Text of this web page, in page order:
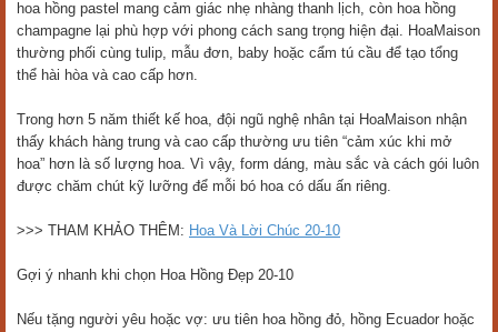
hoa hồng pastel mang cảm giác nhẹ nhàng thanh lịch, còn hoa hồng
champagne lại phù hợp với phong cách sang trọng hiện đại. HoaMaison
thường phối cùng tulip, mẫu đơn, baby hoặc cẩm tú cầu để tạo tổng
thể hài hòa và cao cấp hơn.
Trong hơn 5 năm thiết kế hoa, đội ngũ nghệ nhân tại HoaMaison nhận
thấy khách hàng trung và cao cấp thường ưu tiên “cảm xúc khi mở
hoa” hơn là số lượng hoa. Vì vậy, form dáng, màu sắc và cách gói luôn
được chăm chút kỹ lưỡng để mỗi bó hoa có dấu ấn riêng.
>>> THAM KHẢO THÊM: Hoa Và Lời Chúc 20-10
Gợi ý nhanh khi chọn Hoa Hồng Đẹp 20-10
Nếu tặng người yêu hoặc vợ: ưu tiên hoa hồng đỏ, hồng Ecuador hoặc